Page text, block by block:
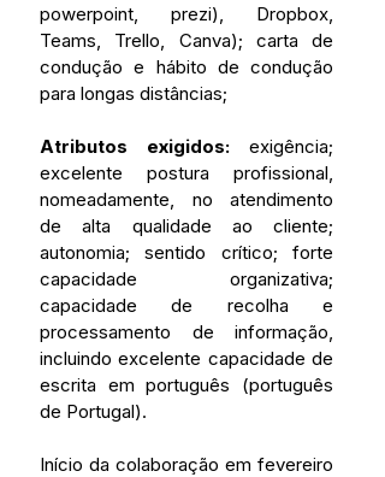
powerpoint, prezi), Dropbox,
Teams, Trello, Canva); carta de
condução e hábito de condução
para longas distâncias;
Atributos exigidos: exigência;
excelente postura profissional,
nomeadamente, no atendimento
de alta qualidade ao cliente;
autonomia; sentido crítico; forte
capacidade organizativa;
capacidade de recolha e
processamento de informação,
incluindo excelente capacidade de
escrita em português (português
de Portugal).
Início da colaboração em fevereiro